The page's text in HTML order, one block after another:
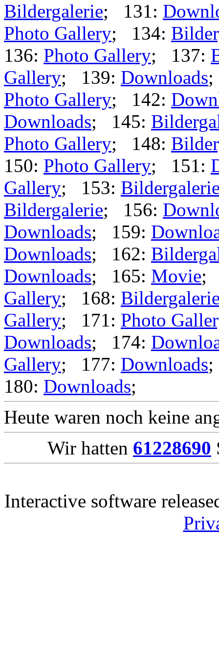
Bildergalerie; 131:
Photo Gallery; 134:
136: Photo Gallery; 137:
Gallery; 139: Downloads
Photo Gallery; 142:
Downloads; 145:
Photo Gallery; 148:
150: Photo Gallery; 151:
Gallery; 153:
Bildergalerie; 156:
Downloads; 159:
Downloads; 162:
Downloads; 165: Movie;
Gallery; 168:
Gallery; 171: Photo
Downloads; 174:
Gallery; 177: Downloads
180: Downloads;
Heute waren noch keine
Wir hatten 61228690
Interactive software